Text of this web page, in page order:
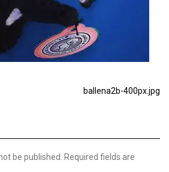
ballena2b-400px.jpg
be published. Required fields are